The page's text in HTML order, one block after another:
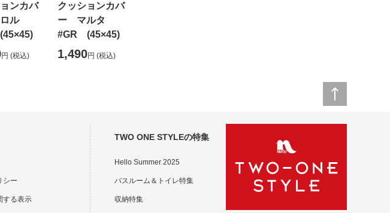
ンカバ
ル
円 (税込)
クッションカバ
ー マルタ
#GR (45×45)
1,490円 (税込)
シー
する表示
TWO ONE STYLEの特集
Hello Summer 2025
バスルーム＆トイレ特集
収納特集